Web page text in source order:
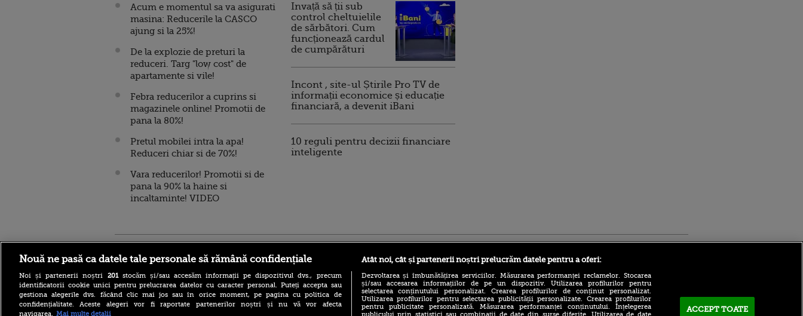
Acum e momentul sa va asigurati
masina: Reducerile la CASCO
ajung si la 25%!
De la explozie de preturi la
reduceri. Targ "low cost" de
apartamente si vile!
Febra reducerilor a cuprins si
magazinele online! Promotii de
pana la 80%!
Pretul mobilei intra la apa!
Reduceri chiar si de 70%!
Vara reducerilor! Promotii si de
pana la 90% la haine si
incaltaminte! VIDEO
Invață să ții sub
control cheltuielile
de sărbători. Cum
funcționează cardul
de cumpărături
Incont , site-ul Știrile Pro TV de
informații economice și educație
financiară, a devenit iBani
10 reguli pentru decizii financiare
inteligente
Nouă ne pasă ca datele tale personale să rămână confidențiale
Noi și partenerii noștri 201stocăm și/sau accesăm informații pe dispozitivul dvs., precum
identificatorii cookie unici pentru prelucrarea datelor cu caracter personal. Puteți accepta sau
gestiona alegerile dvs. făcând clic mai jos sau în orice moment, pe pagina cu politica de
confidențialitate. Aceste alegeri vor fi raportate partenerilor noștri și nu vă vor afecta
navigarea. Mai multe detalii
Atât noi, cât și partenerii noștri prelucrăm datele pentru a oferi:
Dezvoltarea și îmbunătățirea serviciilor. Măsurarea performanței reclamelor. Stocarea
și/sau accesarea informațiilor de pe un dispozitiv. Utilizarea profilurilor pentru
selectarea conținutului personalizat. Crearea profilurilor de conținut personalizat.
Utilizarea profilurilor pentru selectarea publicității personalizate. Crearea profilurilor
pentru publicitate personalizată. Măsurarea performanței conținutului. Înțelegerea
ACCEPT TOATE